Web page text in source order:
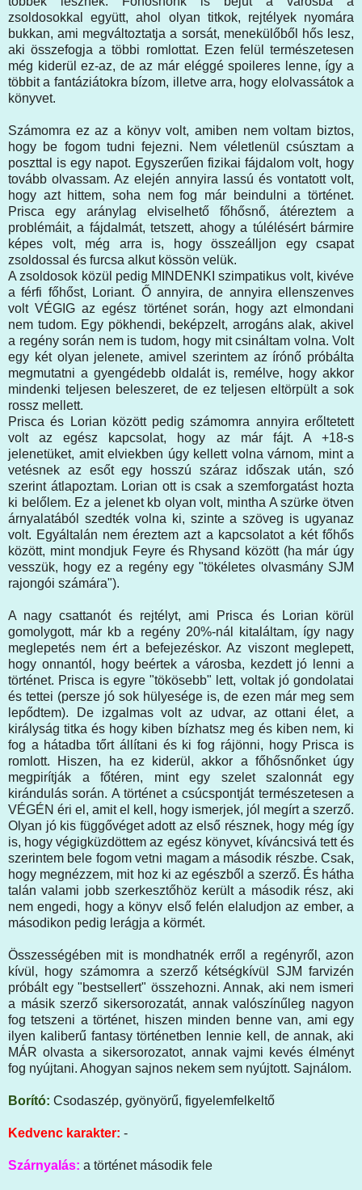
zsoldosokkal együtt, ahol olyan titkok, rejtélyek nyomára
bukkan, ami megváltoztatja a sorsát, menekülőből hős lesz,
aki összefogja a többi romlottat. Ezen felül természetesen
még kiderül ez-az, de az már eléggé spoileres lenne, így a
többit a fantáziátokra bízom, illetve arra, hogy elolvassátok a
könyvet.
Számomra ez az a könyv volt, amiben nem voltam biztos,
hogy be fogom tudni fejezni. Nem véletlenül csúsztam a
poszttal is egy napot. Egyszerűen fizikai fájdalom volt, hogy
tovább olvassam. Az elején annyira lassú és vontatott volt,
hogy azt hittem, soha nem fog már beindulni a történet.
Prisca egy aránylag elviselhető főhősnő, átéreztem a
problémáit, a fájdalmát, tetszett, ahogy a túlélésért bármire
képes volt, még arra is, hogy összeálljon egy csapat
zsoldossal és furcsa alkut kössön velük.
A zsoldosok közül pedig MINDENKI szimpatikus volt, kivéve
a férfi főhőst, Loriant. Ő annyira, de annyira ellenszenves
volt VÉGIG az egész történet során, hogy azt elmondani
nem tudom. Egy pökhendi, beképzelt, arrogáns alak, akivel
a regény során nem is tudom, hogy mit csináltam volna. Volt
egy két olyan jelenete, amivel szerintem az írónő próbálta
megmutatni a gyengédebb oldalát is, remélve, hogy akkor
mindenki teljesen beleszeret, de ez teljesen eltörpült a sok
rossz mellett.
Prisca és Lorian között pedig számomra annyira erőltetett
volt az egész kapcsolat, hogy az már fájt. A +18-s
jelenetüket, amit elviekben úgy kellett volna várnom, mint a
vetésnek az esőt egy hosszú száraz időszak után, szó
szerint átlapoztam. Lorian ott is csak a szemforgatást hozta
ki belőlem. Ez a jelenet kb olyan volt, mintha A szürke ötven
árnyalatából szedték volna ki, szinte a szöveg is ugyanaz
volt. Egyáltalán nem éreztem azt a kapcsolatot a két főhős
között, mint mondjuk Feyre és Rhysand között (ha már úgy
vesszük, hogy ez a regény egy "tökéletes olvasmány SJM
rajongói számára").
A nagy csattanót és rejtélyt, ami Prisca és Lorian körül
gomolygott, már kb a regény 20%-nál kitaláltam, így nagy
meglepetés nem ért a befejezéskor. Az viszont meglepett,
hogy onnantól, hogy beértek a városba, kezdett jó lenni a
történet. Prisca is egyre "tökösebb" lett, voltak jó gondolatai
és tettei (persze jó sok hülyesége is, de ezen már meg sem
lepődtem). De izgalmas volt az udvar, az ottani élet, a
királyság titka és hogy kiben bízhatsz meg és kiben nem, ki
fog a hátadba tőrt állítani és ki fog rájönni, hogy Prisca is
romlott. Hiszen, ha ez kiderül, akkor a főhősnőnket úgy
megpirítják a főtéren, mint egy szelet szalonnát egy
kirándulás során. A történet a csúcspontját természetesen a
VÉGÉN éri el, amit el kell, hogy ismerjek, jól megírt a szerző.
Olyan jó kis függővéget adott az első résznek, hogy még így
is, hogy végigküzdöttem az egész könyvet, kíváncsivá tett és
szerintem bele fogom vetni magam a második részbe. Csak,
hogy megnézzem, mit hoz ki az egészből a szerző. És hátha
talán valami jobb szerkesztőhöz került a második rész, aki
nem engedi, hogy a könyv első felén elaludjon az ember, a
másodikon pedig lerágja a körmét.
Összességében mit is mondhatnék erről a regényről, azon
kívül, hogy számomra a szerző kétségkívül SJM farvizén
próbált egy "bestsellert" összehozni. Annak, aki nem ismeri
a másik szerző sikersorozatát, annak valószínűleg nagyon
fog tetszeni a történet, hiszen minden benne van, ami egy
ilyen kaliberű fantasy történetben lennie kell, de annak, aki
MÁR olvasta a sikersorozatot, annak vajmi kevés élményt
fog nyújtani. Ahogyan sajnos nekem sem nyújtott. Sajnálom.
Borító: Csodaszép, gyönyörű, figyelemfelkeltő
Kedvenc karakter: -
Szárnyalás: a történet második fele